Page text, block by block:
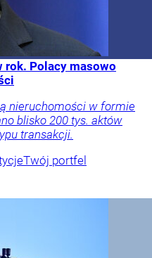
Polacy masowo
nieruchomości w formie
blisko 200 tys. aktów
transakcji.
Twój portfel